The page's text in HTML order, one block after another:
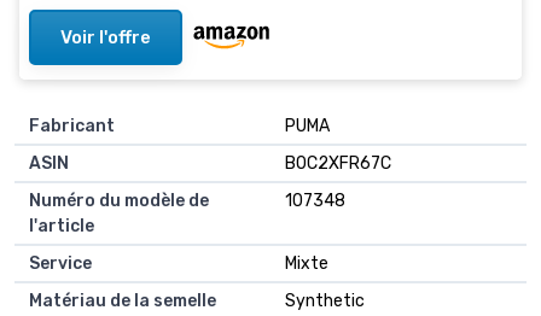
Voir l'offre
Fabricant
PUMA
ASIN
B0C2XFR67C
Numéro du modèle de
l'article
107348
Service
Mixte
Matériau de la semelle
Synthetic